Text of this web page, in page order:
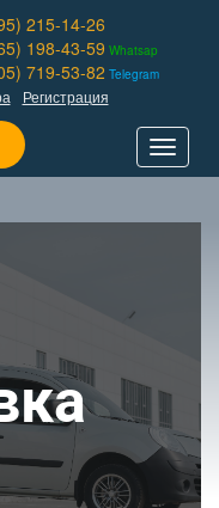
215-14-26
198-43-59 Whatsap
719-53-82 Telegram
Регистрация
Toggle